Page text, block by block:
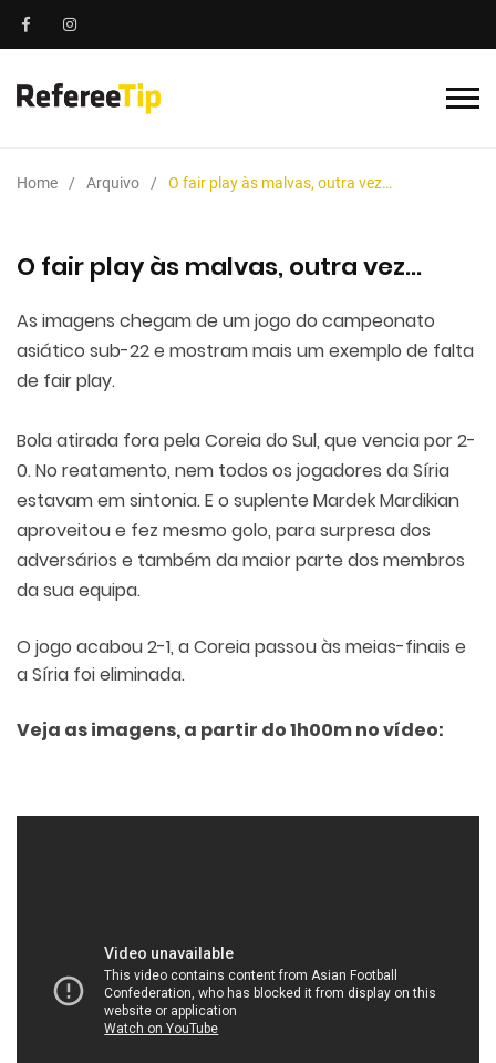
Home Arquivo O fair play às malvas, outra vez…
O fair play às malvas, outra vez…
As imagens chegam de um jogo do campeonato
asiático sub-22 e mostram mais um exemplo de falta
de fair play.
Bola atirada fora pela Coreia do Sul, que vencia por 2-
0. No reatamento, nem todos os jogadores da Síria
estavam em sintonia. E o suplente Mardek Mardikian
aproveitou e fez mesmo golo, para surpresa dos
adversários e também da maior parte dos membros
da sua equipa.
O jogo acabou 2-1, a Coreia passou às meias-finais e
a Síria foi eliminada.
Veja as imagens, a partir do 1h00m no vídeo: